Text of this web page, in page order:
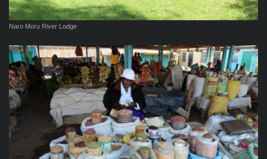
Naro Moru River Lodge